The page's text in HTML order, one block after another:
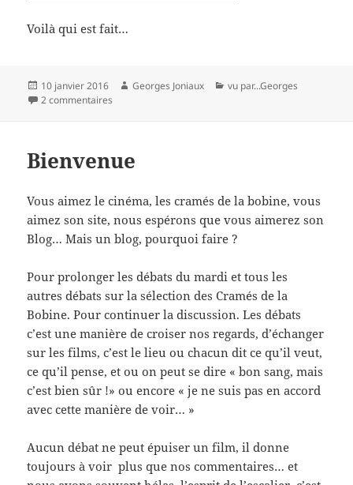
Voilà qui est fait…
Publié
le
10 janvier 2016 Auteur
Georges Joniaux Catégories
vu par...Georges
2 commentaires
Bienvenue
Vous aimez le cinéma, les cramés de la bobine, vous
aimez son site, nous espérons que vous aimerez son
Blog… Mais un blog, pourquoi faire ?
Pour prolonger les débats du mardi et tous les
autres débats sur la sélection des Cramés de la
Bobine. Pour continuer la discussion. Les débats
c’est une manière de croiser nos regards, d’échanger
sur les films, c’est le lieu ou chacun dit ce qu’il veut,
ce qu’il pense, et ou on peut se dire « bon sang, mais
c’est bien sûr !» ou encore « je ne suis pas en accord
avec cette manière de voir… »
Aucun débat ne peut épuiser un film, il donne
toujours à voir plus que nos commentaires… et